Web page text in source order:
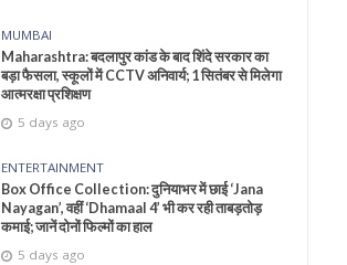
MUMBAI
Maharashtra: बदलापुर कांड के बाद शिंदे सरकार का
बड़ा फैसला, स्कूलों में CCTV अनिवार्य; 1 सितंबर से मिलेगा
आत्मरक्षा प्रशिक्षण
5 days ago
ENTERTAINMENT
Box Office Collection: दुनियाभर में छाई ‘Jana
Nayagan’, वहीं ‘Dhamaal 4’ भी कर रही ताबड़तोड़
कमाई; जानें दोनों फिल्मों का हाल
5 days ago